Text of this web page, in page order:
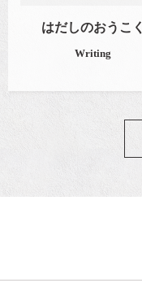
はだしのおうこく
Writing